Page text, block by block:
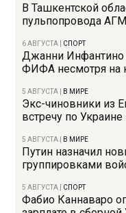
В Ташкентской
пульпопровода
6 АВГУСТА СПОРТ
Джанни Инфантино
ФИФА несмотря на
5 АВГУСТА В МИРЕ
Экс-чиновники из
встречу по
5 АВГУСТА В МИРЕ
Путин назначил
группировками
5 АВГУСТА СПОРТ
Фабио Каннаваро